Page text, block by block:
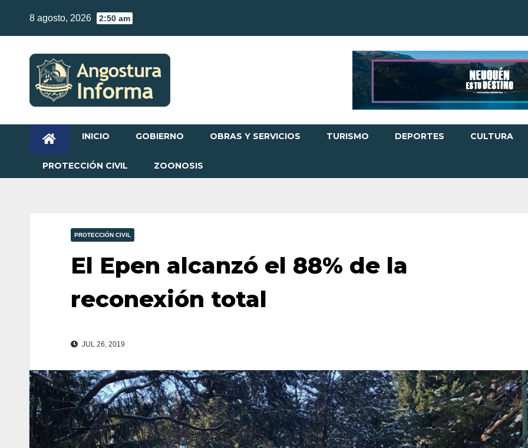
content
8 agosto, 2026 2:50 am
INICIO GOBIERNO OBRAS Y SERVICIOS TURISMO DEPORTES CULTURA
PROTECCIÓN CIVIL ZOONOSIS
PROTECCIÓN CIVIL
El Epen alcanzó el 88% de la
reconexión total
JUL 26, 2019